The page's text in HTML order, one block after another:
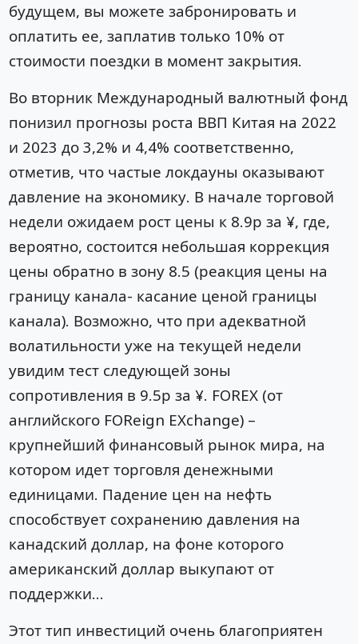
будущем, вы можете забронировать и
оплатить ее, заплатив только 10% от
стоимости поездки в момент закрытия.
Во вторник Международный валютный фонд
понизил прогнозы роста ВВП Китая на 2022
и 2023 до 3,2% и 4,4% соответственно,
отметив, что частые локдауны оказывают
давление на экономику. В начале торговой
недели ожидаем рост цены к 8.9р за ¥, где,
вероятно, состоится небольшая коррекция
цены обратно в зону 8.5 (реакция цены на
границу канала- касание ценой границы
канала). Возможно, что при адекватной
волатильности уже на текущей недели
увидим тест следующей зоны
сопротивления в 9.5р за ¥. FOREX (от
английского FOReign EXchange) –
крупнейший финансовый рынок мира, на
котором идет торговля денежными
единицами. Падение цен на нефть
способствует сохранению давления на
канадский доллар, на фоне которого
американский доллар выкупают от
поддержки…
Этот тип инвестиций очень благоприятен